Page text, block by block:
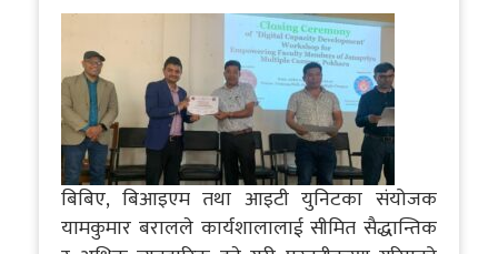
बिबिए, बिआइएम तथा आइटी युनिटका संयोजक
यामकुमार बरालले कार्यशालालाई सीमित सैद्धान्तिक